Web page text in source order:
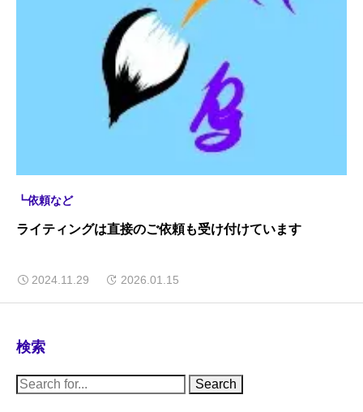
┗依頼など
ライティングは直接のご依頼も受け付けています
2024.11.29 2026.01.15
検索
S
e